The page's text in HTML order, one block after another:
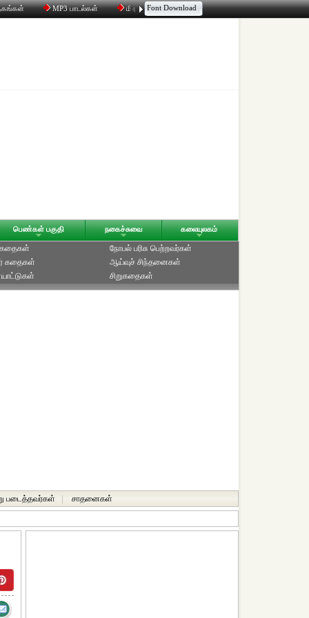
MP3 பாடல்கள் மின்னஞ்சல் திரட்டி உரையாடல்
Font Download
பெண்கள் பகுதி நகைச்சுவை கலையுலகம்
கதைகள்
கதைகள்
நோபல் பரிசு‎ பெற்றவர்‎கள்
ஆய்வுச் சிந்தனைகள்
சிறுகதைகள்
படைத்தவர்கள் சாதனைகள்‎